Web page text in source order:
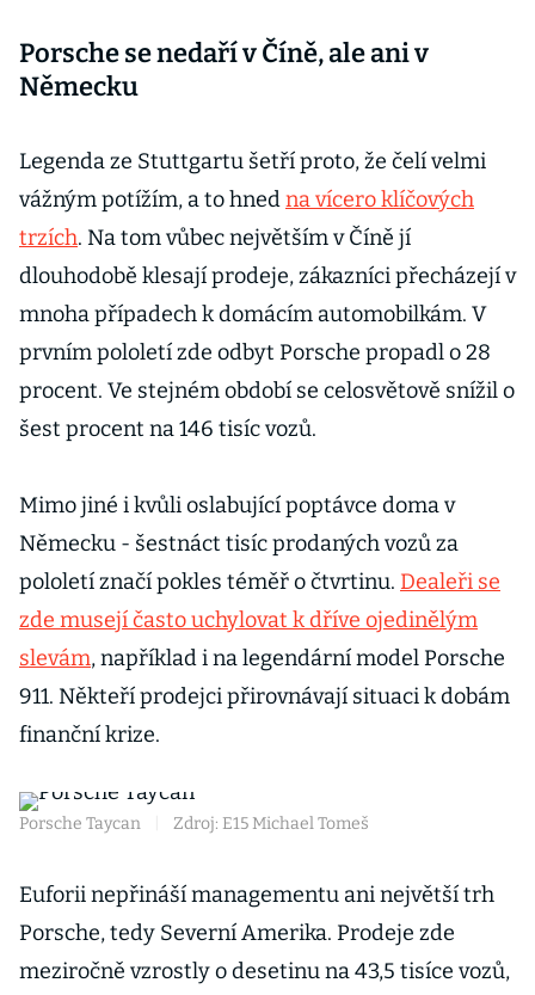
Porsche se nedaří v Číně, ale ani v
Německu
Legenda ze Stuttgartu šetří proto, že čelí velmi
vážným potížím, a to hnedna vícero klíčových
trzích. Na tom vůbec největším v Číně jí
dlouhodobě klesají prodeje, zákazníci přecházejí v
mnoha případech k domácím automobilkám. V
prvním pololetí zde odbyt Porsche propadl o 28
procent. Ve stejném období se celosvětově snížil o
šest procent na 146 tisíc vozů.
Mimo jiné i kvůli oslabující poptávce doma v
Německu - šestnáct tisíc prodaných vozů za
pololetí značí pokles téměř o čtvrtinu. Dealeři se
zde musejí často uchylovat k dříve ojedinělým
slevám, například i na legendární model Porsche
911. Někteří prodejci přirovnávají situaci k dobám
finanční krize.
Porsche Taycan Zdroj: E15 Michael Tomeš
Euforii nepřináší managementu ani největší trh
Porsche, tedy Severní Amerika. Prodeje zde
meziročně vzrostly o desetinu na 43,5 tisíce vozů,